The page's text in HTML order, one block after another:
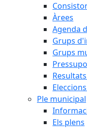
Àrees
Agenda
Grups
Grups
Ple municipal
Els plens